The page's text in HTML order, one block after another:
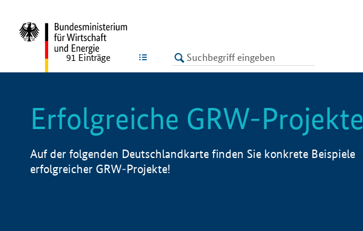
LISTE
91 Einträge
Erfolgreiche GRW-Projekte
Auf der folgenden Deutschlandkarte finden Sie konkrete Beispiele
erfolgreicher GRW-Projekte!